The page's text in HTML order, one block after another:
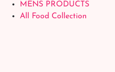
MENS PRODUCTS
All Food Collection